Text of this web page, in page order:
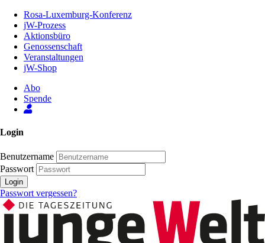
Inhalt
Seite
Rosa-Luxemburg-Konferenz
jW-Prozess
Aktionsbüro
Genossenschaft
Veranstaltungen
jW-Shop
Abo
Spende
Login
Benutzername
Passwort
Login
Passwort vergessen?